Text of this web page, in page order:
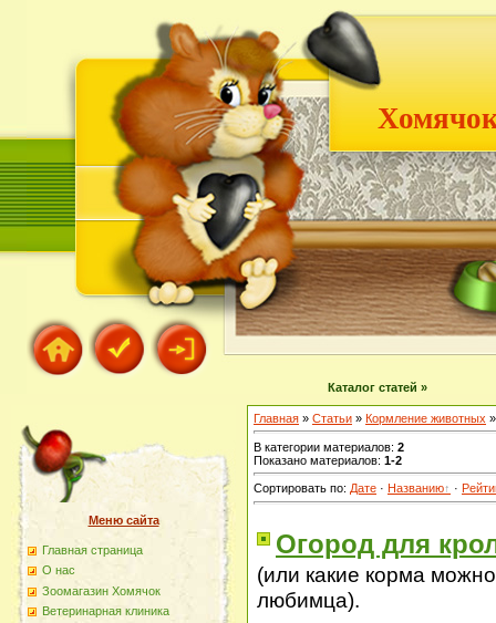
Каталог статей »
Меню сайта
Главная страница
О наc
Зоомагазин Хомячок
Ветеринарная клиника
Главная » Статьи » Кормление животных
В категории материалов: 2
Показано материалов: 1-2
Сортировать по: Дате · Названию ·
Огород для
(или какие корма
любимца).